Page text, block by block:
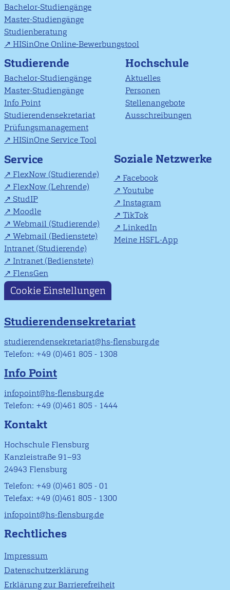
Bachelor-Studiengänge
Master-Studiengänge
Studienberatung
HISinOne Online-Bewerbungstool
Studierende
Bachelor-Studiengänge
Master-Studiengänge
Info Point
Studierendensekretariat
Prüfungsmanagement
HISinOne Service Tool
Hochschule
Aktuelles
Personen
Stellenangebote
Ausschreibungen
Service
FlexNow (Studierende)
FlexNow (Lehrende)
StudIP
Moodle
Webmail (Studierende)
Webmail (Bedienstete)
Intranet (Studierende)
Intranet (Bedienstete)
FlensGen
Soziale Netzwerke
Facebook
Youtube
Instagram
TikTok
LinkedIn
Meine HSFL-App
Cookie Einstellungen
Studierendensekretariat
studierendensekretariat@hs-flensburg.de
Telefon: +49 (0)461 805 - 1308
Info Point
infopoint@hs-flensburg.de
Telefon: +49 (0)461 805 - 1444
Kontakt
Hochschule Flensburg
Kanzleistraße 91–93
24943 Flensburg
Telefon: +49 (0)461 805 - 01
Telefax: +49 (0)461 805 - 1300
infopoint@hs-flensburg.de
Rechtliches
Impressum
Datenschutzerklärung
Erklärung zur Barrierefreiheit